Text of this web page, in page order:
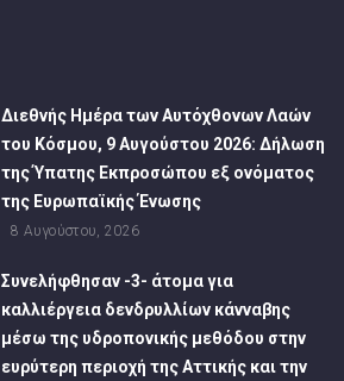
Διεθνής Ημέρα των Αυτόχθονων Λαών
του Κόσμου, 9 Αυγούστου 2026: Δήλωση
της Ύπατης Εκπροσώπου εξ ονόματος
της Ευρωπαϊκής Ένωσης
8 Αυγούστου, 2026
Συνελήφθησαν -3- άτομα για
καλλιέργεια δενδρυλλίων κάνναβης
μέσω της υδροπονικής μεθόδου στην
ευρύτερη περιοχή της Αττικής και την